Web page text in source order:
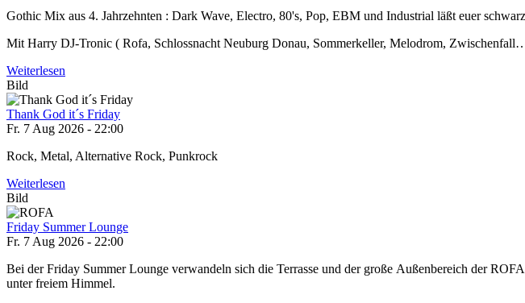
Gothic Mix aus 4. Jahrzehnten : Dark Wave, Electro, 80's, Pop, EBM und Industrial läßt euer
Mit Harry DJ-Tronic ( Rofa, Schlossnacht Neuburg Donau, Sommerkeller, Melodrom,
Weiterlesen
Bild
Thank God it´s Friday
Fr. 7 Aug 2026 - 22:00
Rock, Metal, Alternative Rock, Punkrock
Weiterlesen
Bild
Friday Summer Lounge
Fr. 7 Aug 2026 - 22:00
Bei der Friday Summer Lounge verwandeln sich die Terrasse und der große Außenbereich der
unter freiem Himmel.